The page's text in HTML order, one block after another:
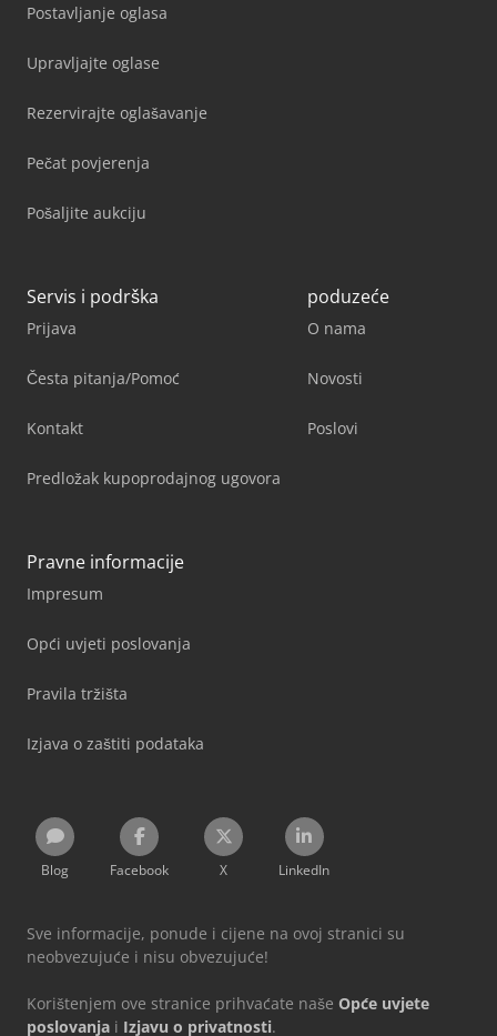
Postavljanje oglasa
Upravljajte oglase
Rezervirajte oglašavanje
Pečat povjerenja
Pošaljite aukciju
Servis i podrška
Prijava
Česta pitanja/Pomoć
Kontakt
Predložak kupoprodajnog ugovora
poduzeće
O nama
Novosti
Poslovi
Pravne informacije
Impresum
Opći uvjeti poslovanja
Pravila tržišta
Izjava o zaštiti podataka
Blog Facebook X LinkedIn
Sve informacije, ponude i cijene na ovoj stranici su
neobvezujuće i nisu obvezujuće!
Korištenjem ove stranice prihvaćate naše Opće uvjete
poslovanja i Izjavu o privatnosti.